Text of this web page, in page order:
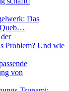
Das
Queb…
Problem? Und wie
von